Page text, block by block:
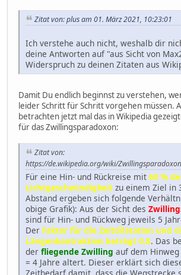
Zitat von: plus am 01. März 2021, 10:23:01
Ich verstehe auch nicht, weshalb dir
deine Antworten auf "aus Sicht von
Widerspruch zu deinen Zitaten aus
Damit Du endlich beginnst zu verstehen,
leider Schritt für Schritt vorgehen müssen.
betrachten jetzt mal das in Wikipedia
für das Zwillingsparadoxon:
Zitat von:
https://de.wikipedia.org/wiki/
Für eine Hin- und Rückreise mit 60 %
Lichtgeschwindigkeit zu einem Ziel in
Abstand ergeben sich folgende
obige Grafik): Aus der Sicht des
sind für Hin- und Rückweg jeweils 5
Der Faktor für die Zeitdilatation und
Längenkontraktion beträgt 0,8. Das
der fliegende Zwilling auf dem
= 4 Jahre altert. Dieser erklärt sich